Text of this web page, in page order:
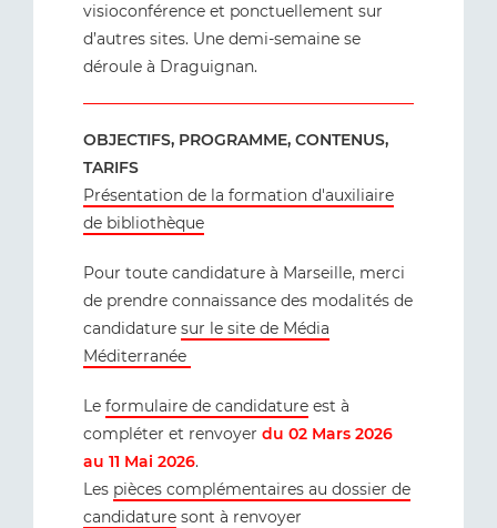
visioconférence et ponctuellement sur
d’autres sites. Une demi-semaine se
déroule à Draguignan.
OBJECTIFS, PROGRAMME, CONTENUS,
TARIFS
Présentation de la formation d'auxiliaire
de bibliothèque
Pour toute candidature à Marseille, merci
de prendre connaissance des modalités de
candidature sur le site de Média
Méditerranée
Le formulaire de candidature est à
compléter et renvoyer du 02 Mars 2026
au 11 Mai 2026.
Les pièces complémentaires au dossier de
candidature sont à renvoyer